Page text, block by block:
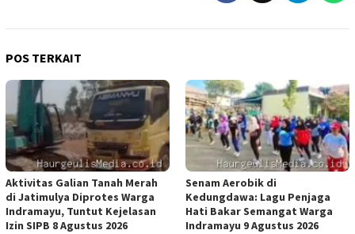
POS TERKAIT
Aktivitas Galian Tanah Merah
di Jatimulya Diprotes Warga
Indramayu, Tuntut Kejelasan
Izin SIPB 8 Agustus 2026
Senam Aerobik di
Kedungdawa: Lagu Penjaga
Hati Bakar Semangat Warga
Indramayu 9 Agustus 2026